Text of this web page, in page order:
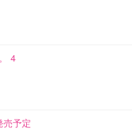
4
売予定